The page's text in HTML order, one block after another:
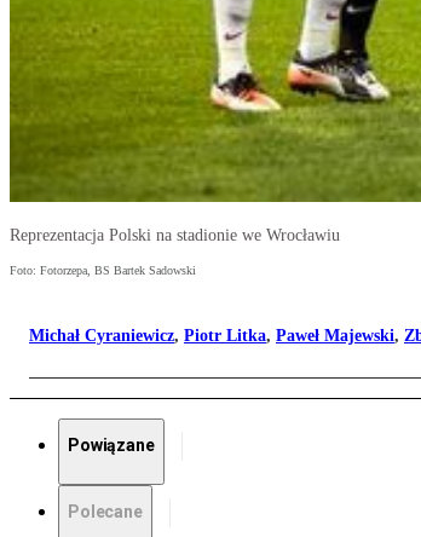
Reprezentacja Polski na stadionie we Wrocławiu
Foto: Fotorzepa, BS Bartek Sadowski
Michał Cyraniewicz, Piotr Litka, Paweł Majewski,
Powiązane
Polecane